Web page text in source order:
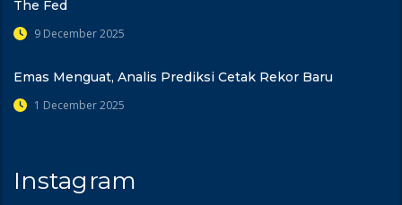
The Fed
9 December 2025
Emas Menguat, Analis Prediksi Cetak Rekor Baru
1 December 2025
Instagram